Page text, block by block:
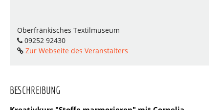
Oberfränkisches Textilmuseum
09252 92430
Zur Webseite des Veranstalters
BESCHREIBUNG